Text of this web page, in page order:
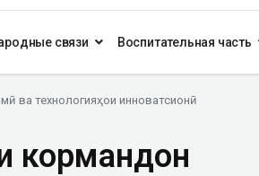
связи Воспитательная часть
ва технологияҳои инноватсионӣ
кормандон